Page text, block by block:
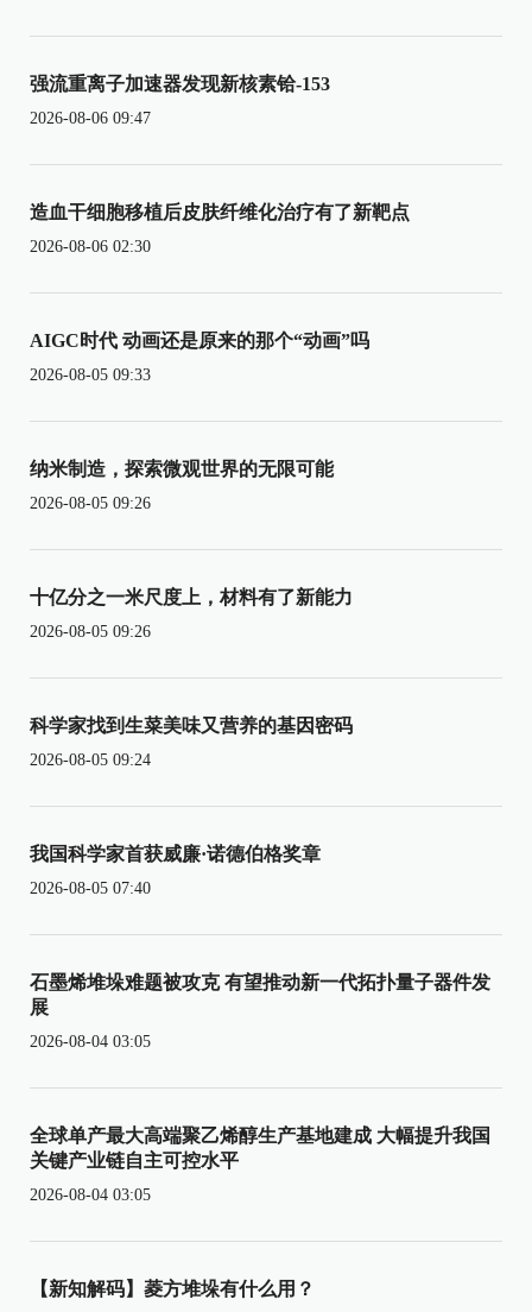
强流重离子加速器发现新核素铪-153
2026-08-06 09:47
造血干细胞移植后皮肤纤维化治疗有了新靶点
2026-08-06 02:30
AIGC时代 动画还是原来的那个“动画”吗
2026-08-05 09:33
纳米制造，探索微观世界的无限可能
2026-08-05 09:26
十亿分之一米尺度上，材料有了新能力
2026-08-05 09:26
科学家找到生菜美味又营养的基因密码
2026-08-05 09:24
我国科学家首获威廉·诺德伯格奖章
2026-08-05 07:40
石墨烯堆垛难题被攻克 有望推动新一代拓扑量子器件发
展
2026-08-04 03:05
全球单产最大高端聚乙烯醇生产基地建成 大幅提升我国
关键产业链自主可控水平
2026-08-04 03:05
【新知解码】菱方堆垛有什么用？